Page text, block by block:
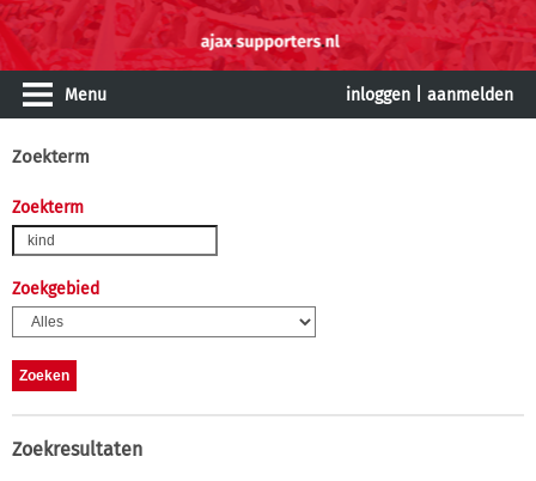
Menu inloggen aanmelden
Zoekterm
Zoekterm
Zoekgebied
Zoekresultaten